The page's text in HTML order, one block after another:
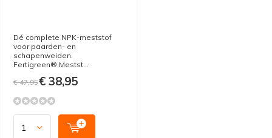
Dé complete NPK-meststof
voor paarden- en
schapenweiden.
Fertigreen® Mestst...
€ 47,95€ 38,95